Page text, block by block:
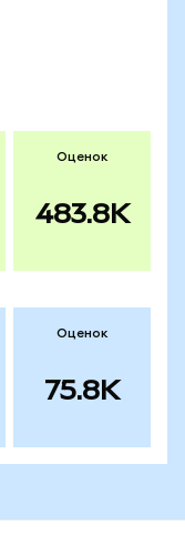
Оценок
483.8K
Оценок
75.8K